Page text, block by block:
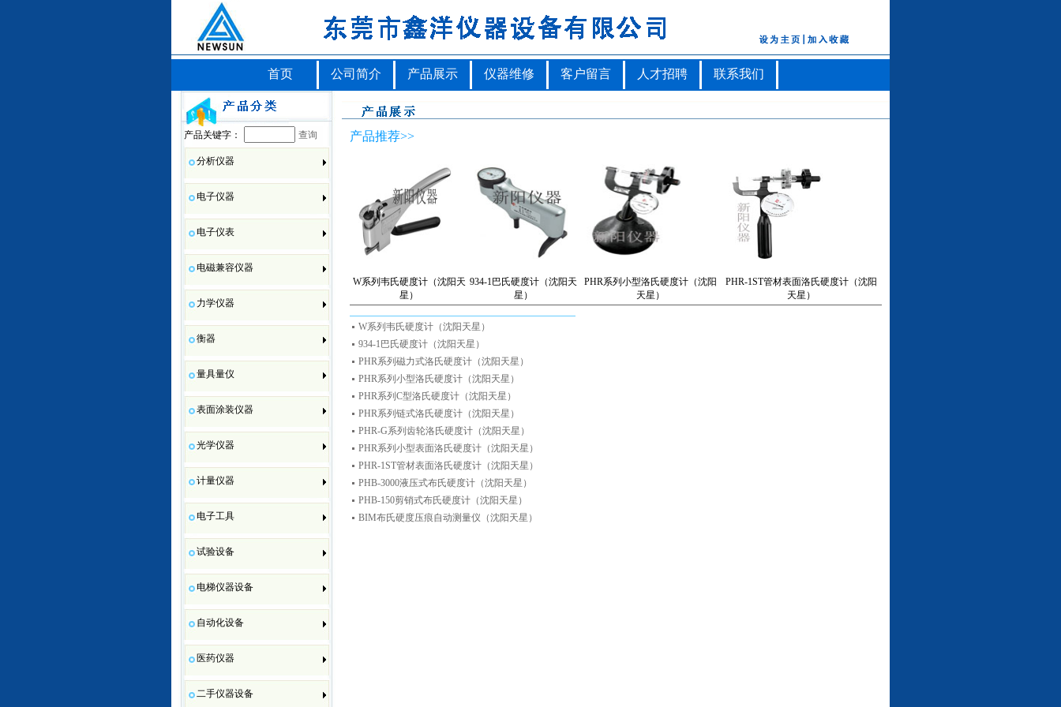
首页 公司简介 产品展示 仪器维修 客户留言 人才招聘 联系我们
产品关键字： 查询
分析仪器
电子仪器
电子仪表
电磁兼容仪器
力学仪器
衡器
量具量仪
表面涂装仪器
光学仪器
计量仪器
电子工具
试验设备
电梯仪器设备
自动化设备
医药仪器
二手仪器设备
产品推荐>>
W系列韦氏硬度计（沈阳天
星）
934-1巴氏硬度计（沈阳天
星）
PHR系列小型洛氏硬度计（沈阳
天星）
PHR-1ST管材表面洛氏硬度计（沈阳
天星）
W系列韦氏硬度计（沈阳天星）
934-1巴氏硬度计（沈阳天星）
PHR系列磁力式洛氏硬度计（沈阳天星）
PHR系列小型洛氏硬度计（沈阳天星）
PHR系列C型洛氏硬度计（沈阳天星）
PHR系列链式洛氏硬度计（沈阳天星）
PHR-G系列齿轮洛氏硬度计（沈阳天星）
PHR系列小型表面洛氏硬度计（沈阳天星）
PHR-1ST管材表面洛氏硬度计（沈阳天星）
PHB-3000液压式布氏硬度计（沈阳天星）
PHB-150剪销式布氏硬度计（沈阳天星）
BIM布氏硬度压痕自动测量仪（沈阳天星）